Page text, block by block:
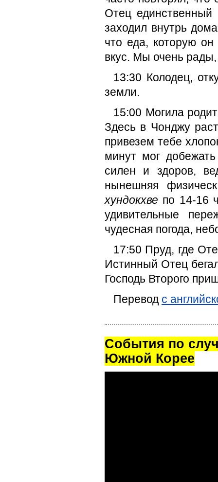
Отец
заходил внутрь
что еда, которую
вкус. Мы очень
13:30 Колодец,
земли.
15:00 Могила
Здесь в Чонджу
привезем тебе
минут мог
силен и здоров,
нынешняя
хундокхве по 14-16
удивительные
чудесная погода,
17:50 Пруд, где
Истинный Отец
Господь Второго
Перевод с
Cобытия по
Южной Корее